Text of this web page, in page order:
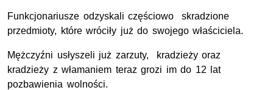
Funkcjonariusze odzyskali częściowo skradzione
przedmioty, które wróciły już do swojego właściciela.
Mężczyźni usłyszeli już zarzuty, kradzieży oraz
kradzieży z włamaniem teraz grozi im do 12 lat
pozbawienia wolności.